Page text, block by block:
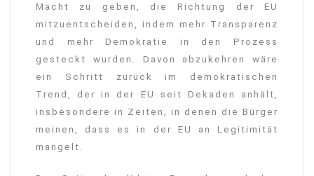
Macht zu geben, die Richtung der EU
mitzuentscheiden, indem mehr Transparenz
und mehr Demokratie in den Prozess
gesteckt wurden. Davon abzukehren wäre
ein Schritt zurück im demokratischen
Trend, der in der EU seit Dekaden anhält,
insbesondere in Zeiten, in denen die Bürger
meinen, dass es in der EU an Legitimität
mangelt.